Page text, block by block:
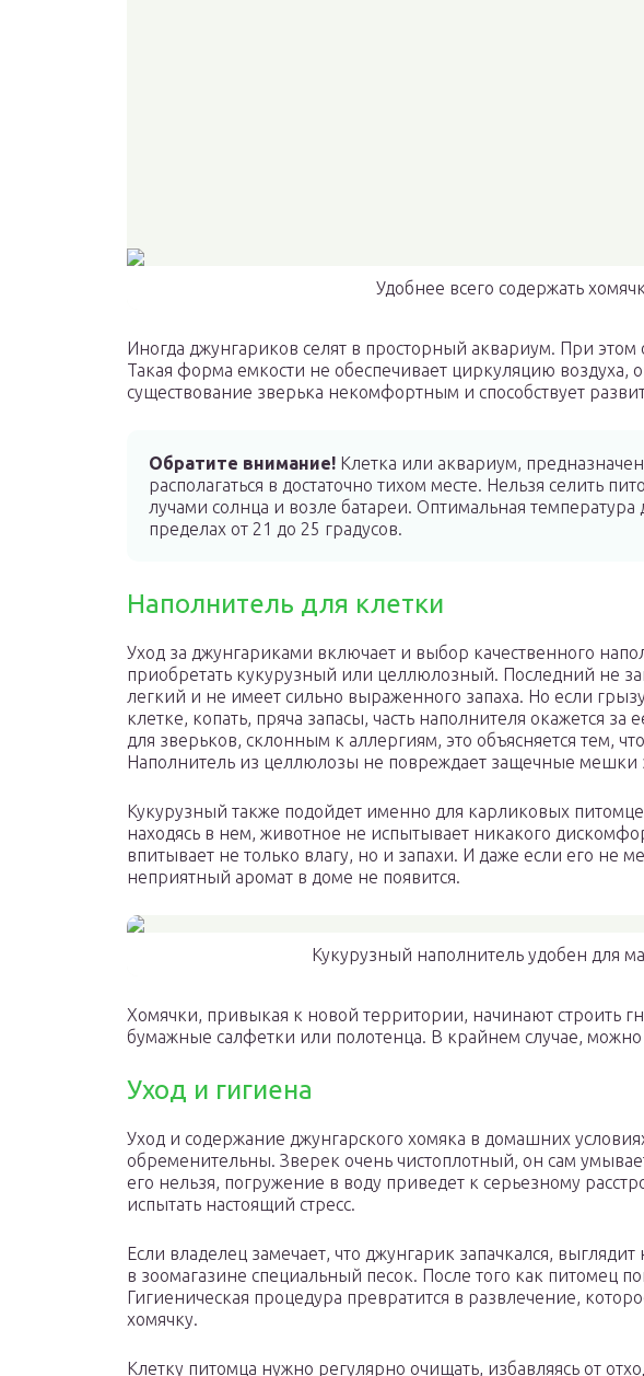
Удобнее всего содержать
Иногда джунгариков селят в просторный аквариум. При
Такая форма емкости не обеспечивает циркуляцию воздуха,
существование зверька некомфортным и способствует
Обратите внимание! Клетка или аквариум,
располагаться в достаточно тихом месте. Нельзя селить
лучами солнца и возле батареи. Оптимальная
пределах от 21 до 25 градусов.
Наполнитель для клетки
Уход за джунгариками включает и выбор качественного
приобретать кукурузный или целлюлозный. Последний не
легкий и не имеет сильно выраженного запаха. Но если
клетке, копать, пряча запасы, часть наполнителя окажется
для зверьков, склонным к аллергиям, это объясняется тем,
Наполнитель из целлюлозы не повреждает защечные мешки
Кукурузный также подойдет именно для карликовых
находясь в нем, животное не испытывает никакого
впитывает не только влагу, но и запахи. И даже если его не
неприятный аромат в доме не появится.
Кукурузный наполнитель удобен для
Хомячки, привыкая к новой территории, начинают строить
бумажные салфетки или полотенца. В крайнем случае, можно
Уход и гигиена
Уход и содержание джунгарского хомяка в домашних
обременительны. Зверек очень чистоплотный, он сам
его нельзя, погружение в воду приведет к серьезному
испытать настоящий стресс.
Если владелец замечает, что джунгарик запачкался,
в зоомагазине специальный песок. После того как питомец
Гигиеническая процедура превратится в развлечение,
хомячку.
Клетку питомца нужно регулярно очищать, избавляясь от